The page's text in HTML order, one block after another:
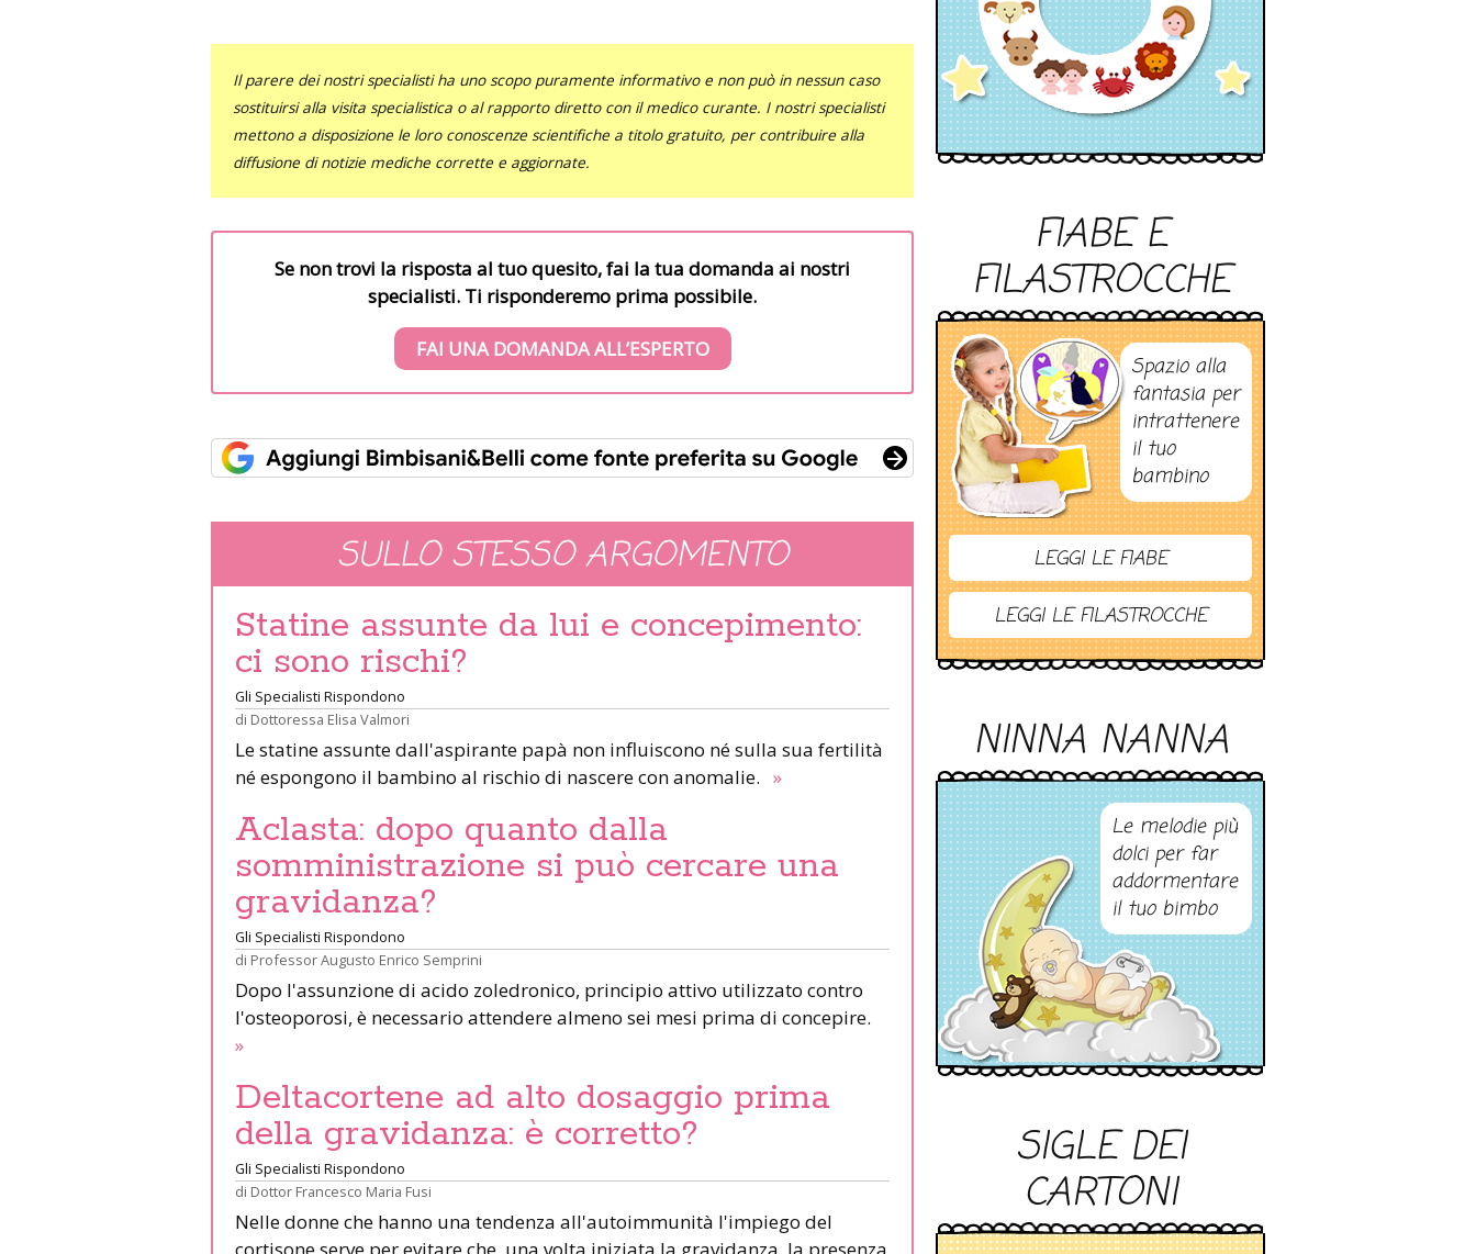
Il parere dei nostri specialisti ha uno scopo puramente informativo e non può in nessun caso
sostituirsi alla visita specialistica o al rapporto diretto con il medico curante. I nostri specialisti
mettono a disposizione le loro conoscenze scientifiche a titolo gratuito, per contribuire alla
diffusione di notizie mediche corrette e aggiornate.
Se non trovi la risposta al tuo quesito, fai la tua domanda ai nostri
specialisti. Ti risponderemo prima possibile.
FAI UNA DOMANDA ALL’ESPERTO
SULLO STESSO ARGOMENTO
Statine assunte da lui e concepimento:
ci sono rischi?
Gli Specialisti Rispondono
di Dottoressa Elisa Valmori
Le statine assunte dall'aspirante papà non influiscono né sulla sua fertilità
né espongono il bambino al rischio di nascere con anomalie. »
Aclasta: dopo quanto dalla
somministrazione si può cercare una
gravidanza?
Gli Specialisti Rispondono
di Professor Augusto Enrico Semprini
Dopo l'assunzione di acido zoledronico, principio attivo utilizzato contro
l'osteoporosi, è necessario attendere almeno sei mesi prima di concepire.
»
Deltacortene ad alto dosaggio prima
della gravidanza: è corretto?
Gli Specialisti Rispondono
di Dottor Francesco Maria Fusi
Nelle donne che hanno una tendenza all'autoimmunità l'impiego del
FIABE E
FILASTROCCHE
Spazio alla
fantasia per
intrattenere
il tuo
bambino
LEGGI LE FIABE
LEGGI LE FILASTROCCHE
NINNA NANNA
Le melodie più
dolci per far
addormentare
il tuo bimbo
SIGLE DEI
CARTONI